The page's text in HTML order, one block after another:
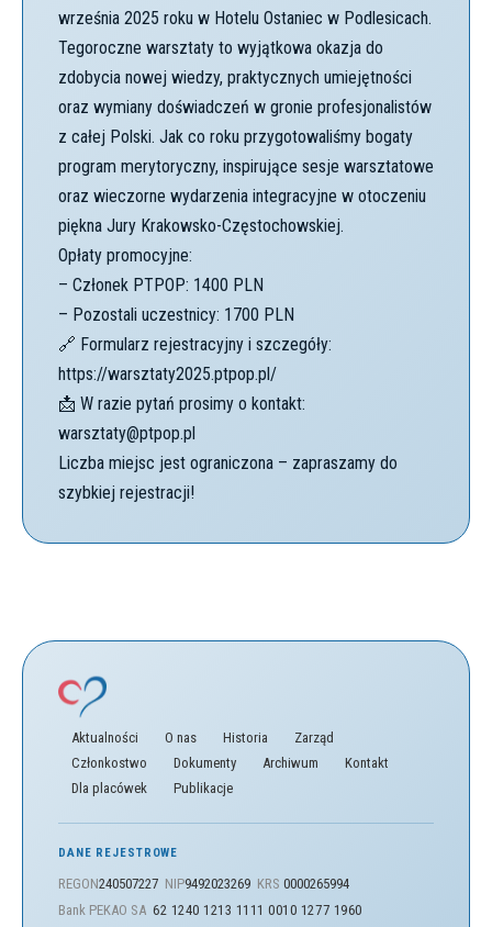
września 2025 roku w Hotelu Ostaniec w Podlesicach.
Tegoroczne warsztaty to wyjątkowa okazja do
zdobycia nowej wiedzy, praktycznych umiejętności
oraz wymiany doświadczeń w gronie profesjonalistów
z całej Polski. Jak co roku przygotowaliśmy bogaty
program merytoryczny, inspirujące sesje warsztatowe
oraz wieczorne wydarzenia integracyjne w otoczeniu
piękna Jury Krakowsko-Częstochowskiej.
Opłaty promocyjne:
– Członek PTPOP: 1400 PLN
– Pozostali uczestnicy: 1700 PLN
🔗 Formularz rejestracyjny i szczegóły:
https://warsztaty2025.ptpop.pl/
📩 W razie pytań prosimy o kontakt:
warsztaty@ptpop.pl
Liczba miejsc jest ograniczona – zapraszamy do
szybkiej rejestracji!
Aktualności O nas Historia
Zarząd
Członkostwo
Dokumenty Archiwum
Kontakt
Dla placówek
Publikacje
DANE REJESTROWE
REGON240507227 NIP9492023269 KRS 0000265994
Bank PEKAO SA 62 1240 1213 1111 0010 1277 1960